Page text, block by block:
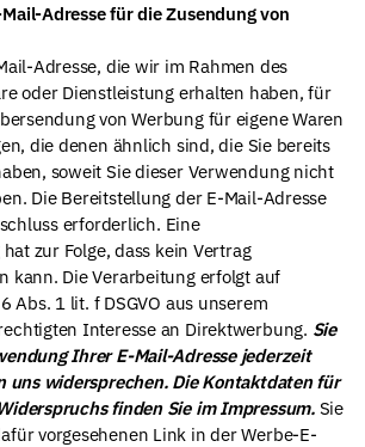
Adresse für die Zusendung von
Adresse, die wir im Rahmen des
oder Dienstleistung erhalten haben, für
von Werbung für eigene Waren
die denen ähnlich sind, die Sie bereits
soweit Sie dieser Verwendung nicht
Die Bereitstellung der E-Mail-Adresse
erforderlich. Eine
zur Folge, dass kein Vertrag
kann. Die Verarbeitung erfolgt auf
Abs. 1 lit. f DSGVO aus unserem
Interesse an Direktwerbung. Sie
Ihrer E-Mail-Adresse jederzeit
uns widersprechen. Die Kontaktdaten für
finden Sie im Impressum.Sie
vorgesehenen Link in der Werbe-E-